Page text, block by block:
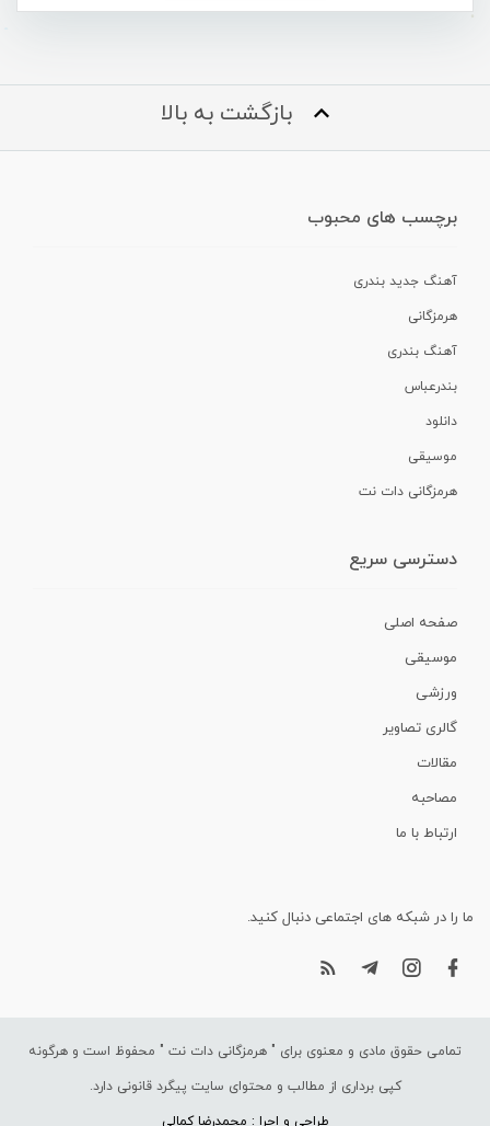
بازگشت به بالا
برچسب های محبوب
آهنگ جدید بندری
هرمزگانی
آهنگ بندری
بندرعباس
دانلود
موسیقی
هرمزگانی دات نت
دسترسی سریع
صفحه اصلی
موسیقی
ورزشی
گالری تصاویر
مقالات
مصاحبه
ارتباط با ما
ما را در شبکه های اجتماعی دنبال کنید.
تمامی حقوق مادی و معنوی برای " هرمزگانی دات نت " محفوظ است و هرگونه
کپی برداری از مطالب و محتوای سایت پیگرد قانونی دارد.
طراحی و اجرا : محمدرضا کمالی